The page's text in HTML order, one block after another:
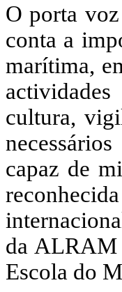
O porta
conta a
marítima,
cultura,
capaz de
da ALRAM
Escola do